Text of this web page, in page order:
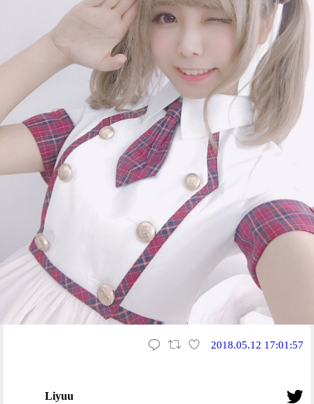
2018.05.12 17:01:57
Liyuu